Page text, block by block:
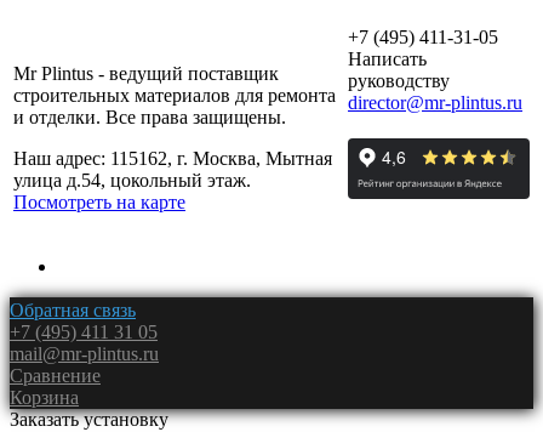
Mr Plintus - ведущий поставщик
строительных материалов для ремонта
и отделки. Все права защищены.
Наш адрес: 115162, г. Москва, Мытная
улица д.54, цокольный этаж.
Посмотреть на карте
+7 (495) 411-31-05
Написать
руководству
director@mr-plintus.ru
Обратная связь
+7 (495) 411 31 05
mail@mr-plintus.ru
Сравнение
Корзина
Заказать установку